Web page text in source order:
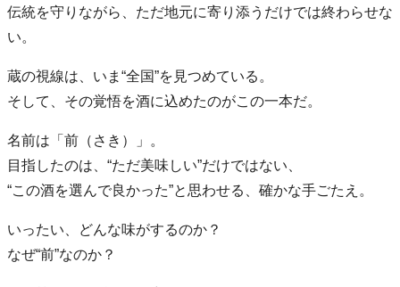
伝統を守りながら、ただ地元に寄り添うだけでは終わらせな
い。
蔵の視線は、いま“全国”を見つめている。
そして、その覚悟を酒に込めたのがこの一本だ。
名前は「前（さき）」。
目指したのは、“ただ美味しい”だけではない、
“この酒を選んで良かった”と思わせる、確かな手ごたえ。
いったい、どんな味がするのか？
なぜ“前”なのか？